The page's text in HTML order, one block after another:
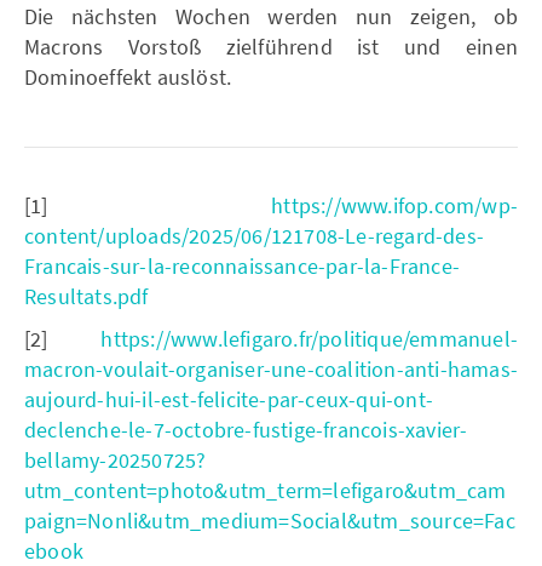
Die nächsten Wochen werden nun zeigen, ob
Macrons Vorstoß zielführend ist und einen
Dominoeffekt auslöst.
[1] https://www.ifop.com/wp-
content/uploads/2025/06/121708-Le-regard-des-
Francais-sur-la-reconnaissance-par-la-France-
Resultats.pdf
[2] https://www.lefigaro.fr/politique/emmanuel-
macron-voulait-organiser-une-coalition-anti-hamas-
aujourd-hui-il-est-felicite-par-ceux-qui-ont-
declenche-le-7-octobre-fustige-francois-xavier-
bellamy-20250725?
utm_content=photo&utm_term=lefigaro&utm_cam
paign=Nonli&utm_medium=Social&utm_source=Fac
ebook